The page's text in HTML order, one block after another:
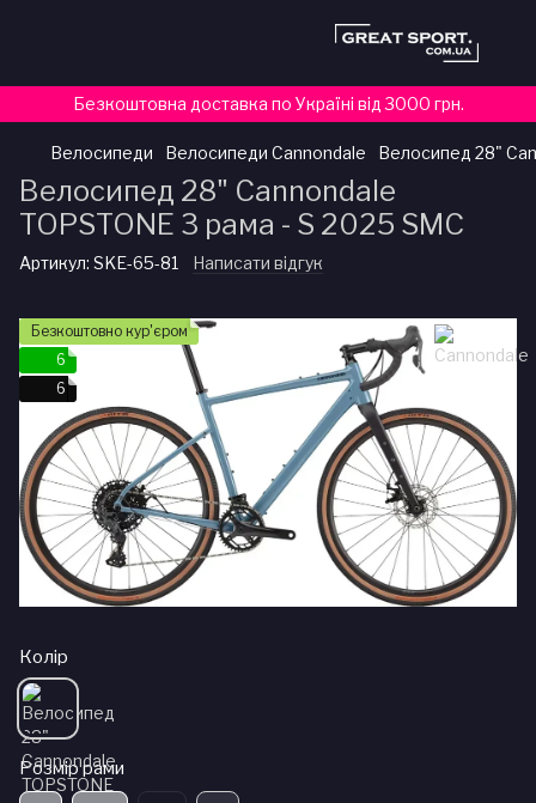
Безкоштовна доставка по Україні від 3000 грн.
Велосипеди Велосипеди Cannondale Велосипед 28"
Велосипед 28" Cannondale
TOPSTONE 3 рама - S 2025 SMC
Артикул: SKE-65-81 Написати відгук
Безкоштовно кур'єром
6
6
Колір
Розмір рами